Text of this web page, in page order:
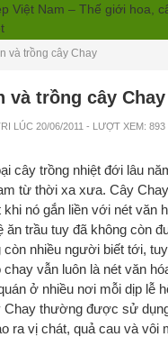
và trồng cây Chay
và trồng cây Chay
LÚC 20/06/2011 - LƯỢT XEM: 893
cây trồng nhiệt đới lâu
từ thời xa xưa. Cây
nó gắn liền với nét văn
ăn trầu tuy đã không còn
còn nhiều người biết tới,
vẫn luôn là nét văn
ở nhiều nơi mỗi dịp lễ
Chay thường được sử
ra vị chát, quả cau và vôi